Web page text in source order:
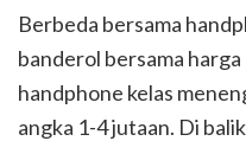
Berbeda bersama
banderol bersama
handphone kelas
angka 1-4 jutaan. Di